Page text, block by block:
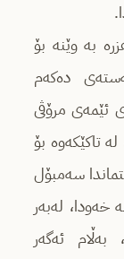
بە وێنە بۆ
دەکەم
ئێمەی مرۆڤی
تاکێکەوە بۆ
سەمبۆل
لەبەر
ئەگەر